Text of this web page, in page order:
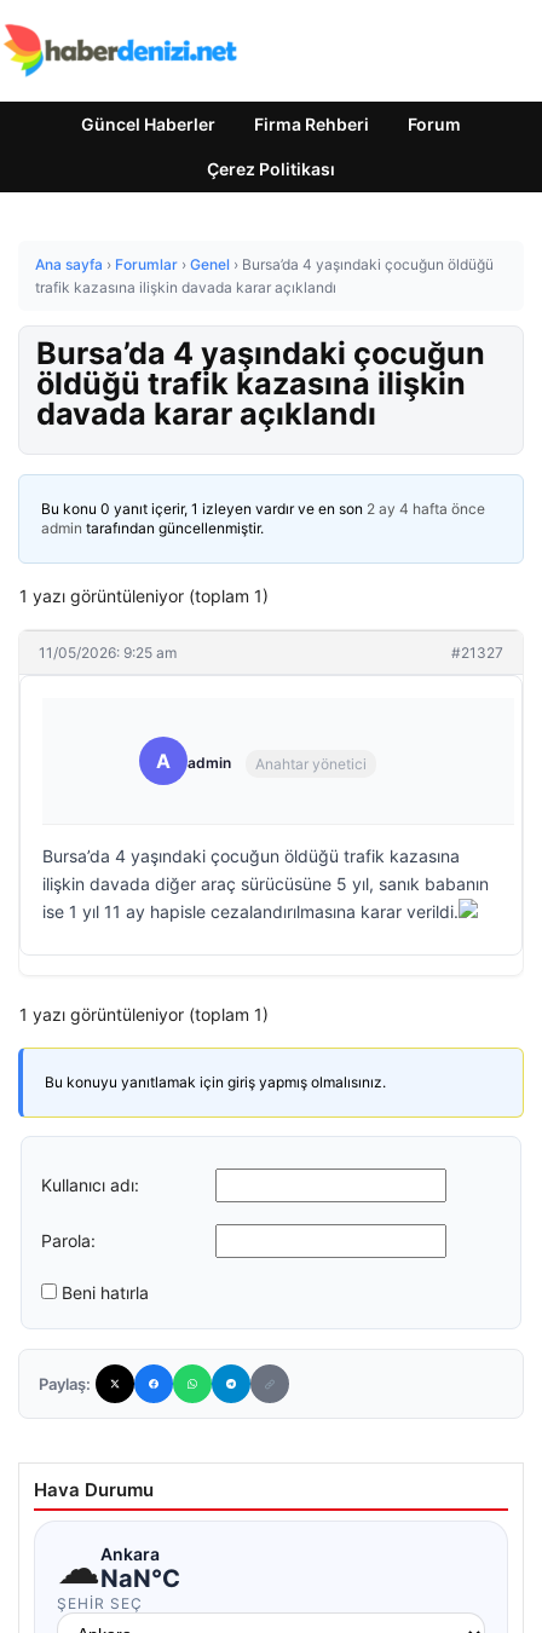
Güncel Haberler Firma Rehberi Forum
Çerez Politikası
Ana sayfa › Forumlar › Genel › Bursa’da 4 yaşındaki çocuğun öldüğü
trafik kazasına ilişkin davada karar açıklandı
Bursa’da 4 yaşındaki çocuğun
öldüğü trafik kazasına ilişkin
davada karar açıklandı
Bu konu 0 yanıt içerir, 1 izleyen vardır ve en son 2 ay 4 hafta önce
admin tarafından güncellenmiştir.
1 yazı görüntüleniyor (toplam 1)
11/05/2026: 9:25 am #21327
A admin Anahtar yönetici
Bursa’da 4 yaşındaki çocuğun öldüğü trafik kazasına
ilişkin davada diğer araç sürücüsüne 5 yıl, sanık babanın
ise 1 yıl 11 ay hapisle cezalandırılmasına karar verildi.
1 yazı görüntüleniyor (toplam 1)
Bu konuyu yanıtlamak için giriş yapmış olmalısınız.
Kullanıcı adı:
Parola:
Beni hatırla
Paylaş:
Hava Durumu
☁Ankara
NaN°C
ŞEHIR SEÇ